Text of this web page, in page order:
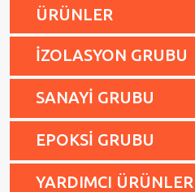
ÜRÜNLER
İZOLASYON GRUBU
SANAYİ GRUBU
EPOKSİ GRUBU
YARDIMCI ÜRÜNLER